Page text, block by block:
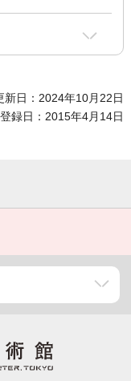
新日：2024年10月22日
登録日：2015年4月14日